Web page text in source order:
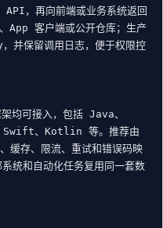
API，再向前端或业务系统返回
App 客户端或公开仓库；生产
并保留调用日志，便于权限控
均可接入，包括 Java、
Swift、Kotlin 等。推荐由
缓存、限流、重试和错误码映
统和自动化任务复用同一套数